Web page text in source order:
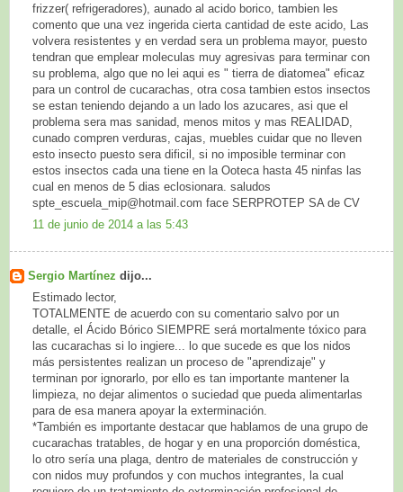
frizzer( refrigeradores), aunado al acido borico, tambien les
comento que una vez ingerida cierta cantidad de este acido, Las
volvera resistentes y en verdad sera un problema mayor, puesto
tendran que emplear moleculas muy agresivas para terminar con
su problema, algo que no lei aqui es " tierra de diatomea" eficaz
para un control de cucarachas, otra cosa tambien estos insectos
se estan teniendo dejando a un lado los azucares, asi que el
problema sera mas sanidad, menos mitos y mas REALIDAD,
cunado compren verduras, cajas, muebles cuidar que no lleven
esto insecto puesto sera dificil, si no imposible terminar con
estos insectos cada una tiene en la Ooteca hasta 45 ninfas las
cual en menos de 5 dias eclosionara. saludos
spte_escuela_mip@hotmail.com face SERPROTEP SA de CV
11 de junio de 2014 a las 5:43
Sergio Martínez dijo...
Estimado lector,
TOTALMENTE de acuerdo con su comentario salvo por un
detalle, el Ácido Bórico SIEMPRE será mortalmente tóxico para
las cucarachas si lo ingiere... lo que sucede es que los nidos
más persistentes realizan un proceso de "aprendizaje" y
terminan por ignorarlo, por ello es tan importante mantener la
limpieza, no dejar alimentos o suciedad que pueda alimentarlas
para de esa manera apoyar la exterminación.
*También es importante destacar que hablamos de una grupo de
cucarachas tratables, de hogar y en una proporción doméstica,
lo otro sería una plaga, dentro de materiales de construcción y
con nidos muy profundos y con muchos integrantes, la cual